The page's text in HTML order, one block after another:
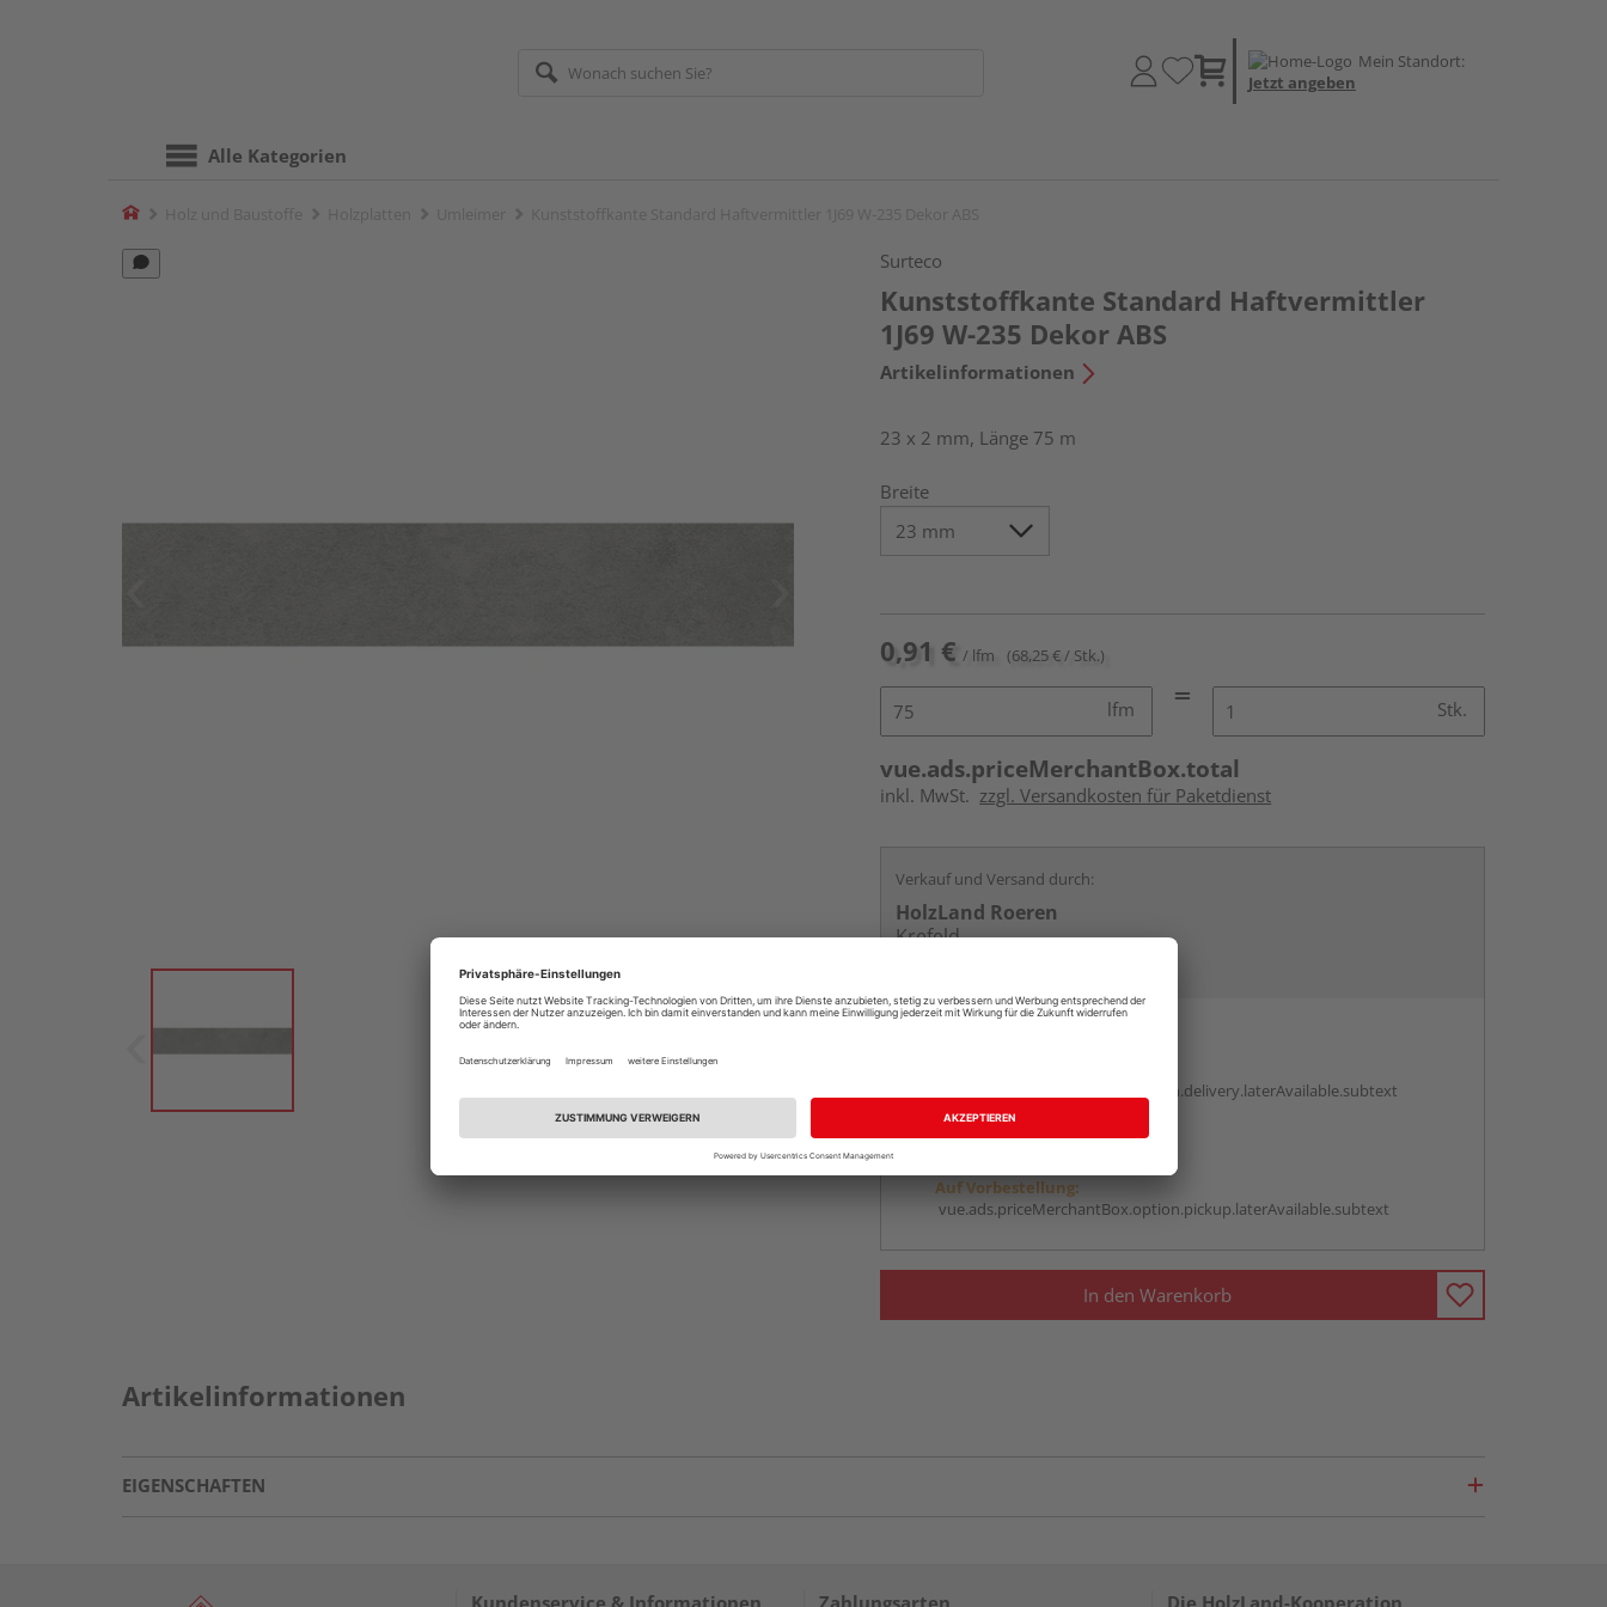
Mein Standort:
Jetzt angeben
Alle Kategorien
Home
Surteco
Kunststoffkante Standard Haftvermittler
1J69 W-235 Dekor ABS
Artikelinformationen
23 x 2 mm, Länge 75 m
Breite
0,91 € / lfm (68,25 € / Stk.)
lfm Stk.
vue.ads.priceMerchantBox.total
inkl. MwSt. zzgl. Versandkosten für Paketdienst
Verkauf und Versand durch:
HolzLand Roeren
Krefeld
vue.ads.priceMerchantBox.option.delivery.laterAvailable.subtext
Auf Vorbestellung:
vue.ads.priceMerchantBox.option.pickup.laterAvailable.subtext
In den Warenkorb
Artikelinformationen
EIGENSCHAFTEN
Kundenservice & Informationen Zahlungsarten Die HolzLand-Kooperation